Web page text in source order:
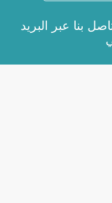
بنا عبر
البريد